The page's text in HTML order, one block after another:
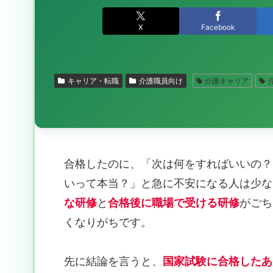
X Facebook
キャリア・転職 介護職員向け 介護キャリア
合格したのに、「次は何をすればいいの
いって本当？」と急に不安になる人は少
な研修と合格後に職場で受ける研修がご
くなりがちです。
先に結論を言うと、 国家試験に合格した